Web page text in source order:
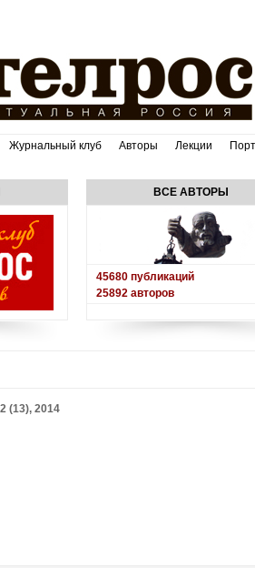
Журнальный клуб Авторы Лекции
ВСЕ АВТОРЫ
45680 публикаций
25892 авторов
(13), 2014